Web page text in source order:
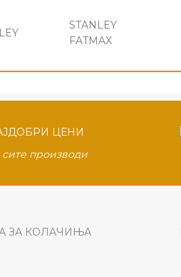
STANLEY
FATMAX
ЦЕНИ
сите производи
ЗА КОЛАЧИЊА